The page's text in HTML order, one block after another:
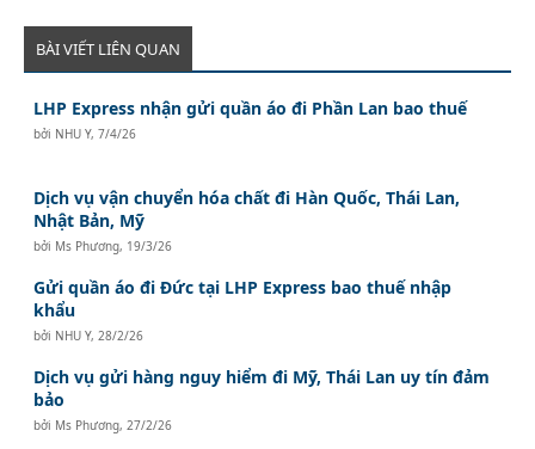
BÀI VIẾT LIÊN QUAN
LHP Express nhận gửi quần áo đi Phần Lan bao thuế
bởi NHU Y,7/4/26
Dịch vụ vận chuyển hóa chất đi Hàn Quốc, Thái Lan,
Nhật Bản, Mỹ
bởi Ms Phương, 19/3/26
Gửi quần áo đi Đức tại LHP Express bao thuế nhập
khẩu
bởi NHU Y, 28/2/26
Dịch vụ gửi hàng nguy hiểm đi Mỹ, Thái Lan uy tín đảm
bảo
bởi Ms Phương, 27/2/26